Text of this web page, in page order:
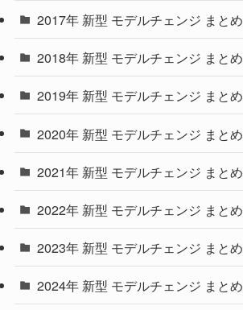
(4)
(30)
(27)
(33)
(10)
(35)
(10)
(9)
(22)
(4)
2017年 新型 モデルチェンジ まとめ
2018年 新型 モデルチェンジ まとめ
2019年 新型 モデルチェンジ まとめ
2020年 新型 モデルチェンジ まとめ
2021年 新型 モデルチェンジ まとめ
2022年 新型 モデルチェンジ まとめ
2023年 新型 モデルチェンジ まとめ
2024年 新型 モデルチェンジ まとめ